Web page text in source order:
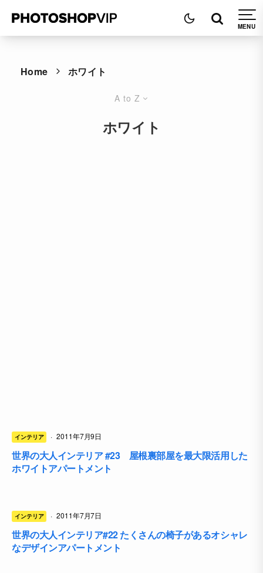
Home ホワイト
A to Z
ホワイト
インテリア · 2011年7月9日
世界の大人インテリア #23 屋根裏部屋を最大限活用した
ホワイトアパートメント
インテリア · 2011年7月7日
世界の大人インテリア#22 たくさんの椅子があるオシャレ
なデザインアパートメント